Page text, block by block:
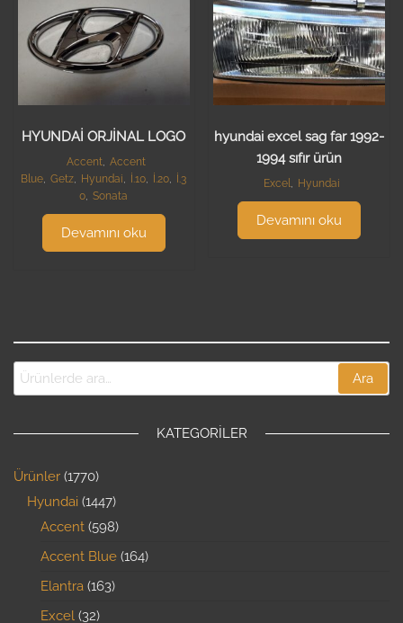
HYUNDAİ ORJİNAL LOGO
Accent, Accent
Blue, Getz, Hyundai, İ.10, İ.20,
İ.3
0, Sonata
Devamını oku
hyundai excel sag far 1992-
1994 sıfır ürün
Excel, Hyundai
Devamını oku
Ara
KATEGORILER
Ürünler 1770
Hyundai 1447
Accent 598
Accent Blue 164
Elantra 163
Excel 32